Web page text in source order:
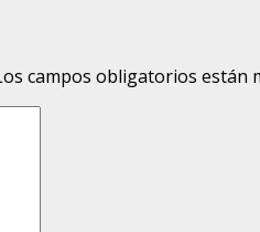
campos obligatorios están